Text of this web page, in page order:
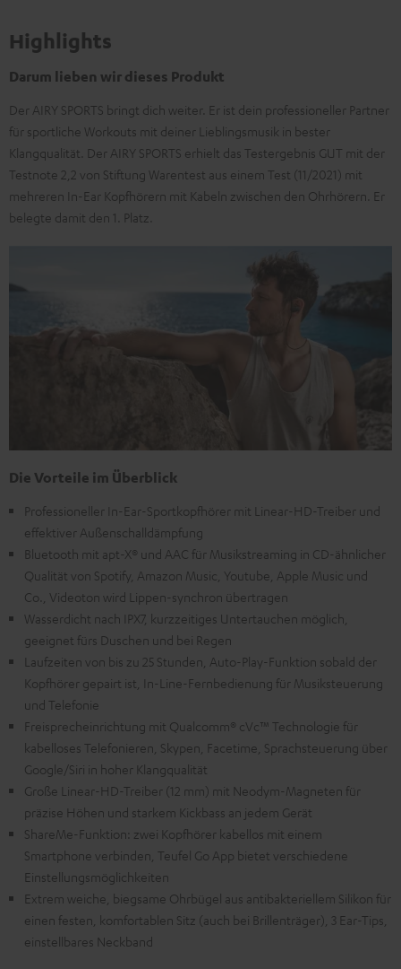
Highlights
Darum lieben wir dieses Produkt
Der AIRY SPORTS bringt dich weiter. Er ist dein professioneller Partner
für sportliche Workouts mit deiner Lieblingsmusik in bester
Klangqualität. Der AIRY SPORTS erhielt das Testergebnis GUT mit der
Testnote 2,2 von Stiftung Warentest aus einem Test (11/2021) mit
mehreren In-Ear Kopfhörern mit Kabeln zwischen den Ohrhörern. Er
belegte damit den 1. Platz.
Die Vorteile im Überblick
Professioneller In-Ear-Sportkopfhörer mit Linear-HD-Treiber und
effektiver Außenschalldämpfung
Bluetooth mit apt-X® und AAC für Musikstreaming in CD-ähnlicher
Qualität von Spotify, Amazon Music, Youtube, Apple Music und
Co., Videoton wird Lippen-synchron übertragen
Wasserdicht nach IPX7, kurzzeitiges Untertauchen möglich,
geeignet fürs Duschen und bei Regen
Laufzeiten von bis zu 25 Stunden, Auto-Play-Funktion sobald der
Kopfhörer gepairt ist, In-Line-Fernbedienung für Musiksteuerung
und Telefonie
Freisprecheinrichtung mit Qualcomm® cVc™ Technologie für
kabelloses Telefonieren, Skypen, Facetime, Sprachsteuerung über
Google/Siri in hoher Klangqualität
Große Linear-HD-Treiber (12 mm) mit Neodym-Magneten für
präzise Höhen und starkem Kickbass an jedem Gerät
ShareMe-Funktion: zwei Kopfhörer kabellos mit einem
Smartphone verbinden, Teufel Go App bietet verschiedene
Einstellungsmöglichkeiten
Extrem weiche, biegsame Ohrbügel aus antibakteriellem Silikon für
einen festen, komfortablen Sitz (auch bei Brillenträger), 3 Ear-Tips,
einstellbares Neckband